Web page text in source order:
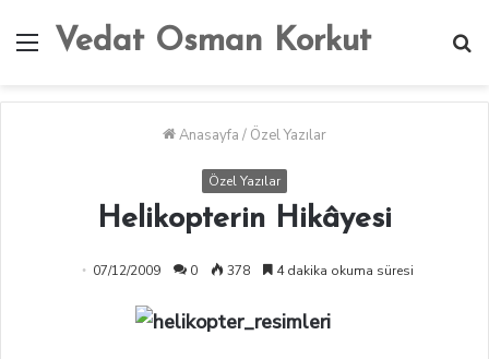
Menü
Vedat Osman Korkut
...
Anasayfa / Özel Yazılar
Özel Yazılar
Helikopterin Hikâyesi
07/12/2009 0 378 4 dakika okuma süresi